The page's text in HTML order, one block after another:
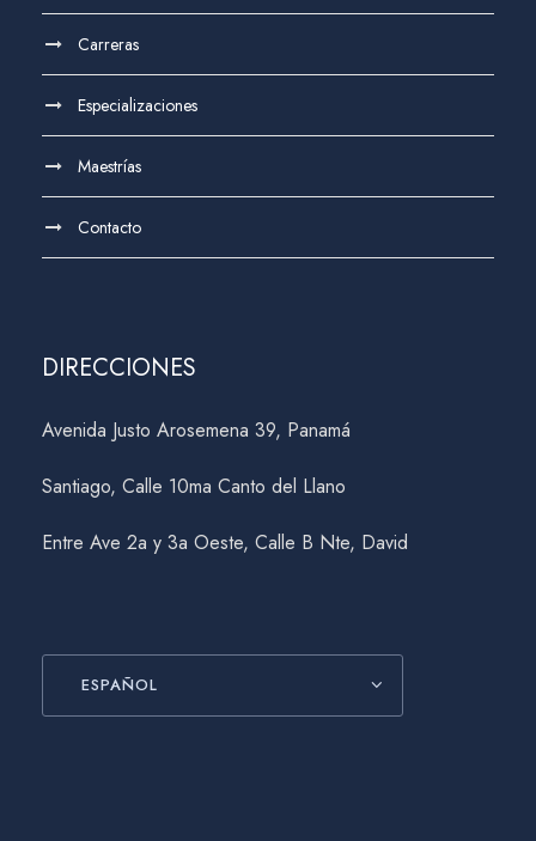
Carreras
Especializaciones
Maestrías
Contacto
DIRECCIONES
Avenida Justo Arosemena 39, Panamá
Santiago, Calle 10ma Canto del Llano
Entre Ave 2a y 3a Oeste, Calle B Nte, David
ESPAÑOL